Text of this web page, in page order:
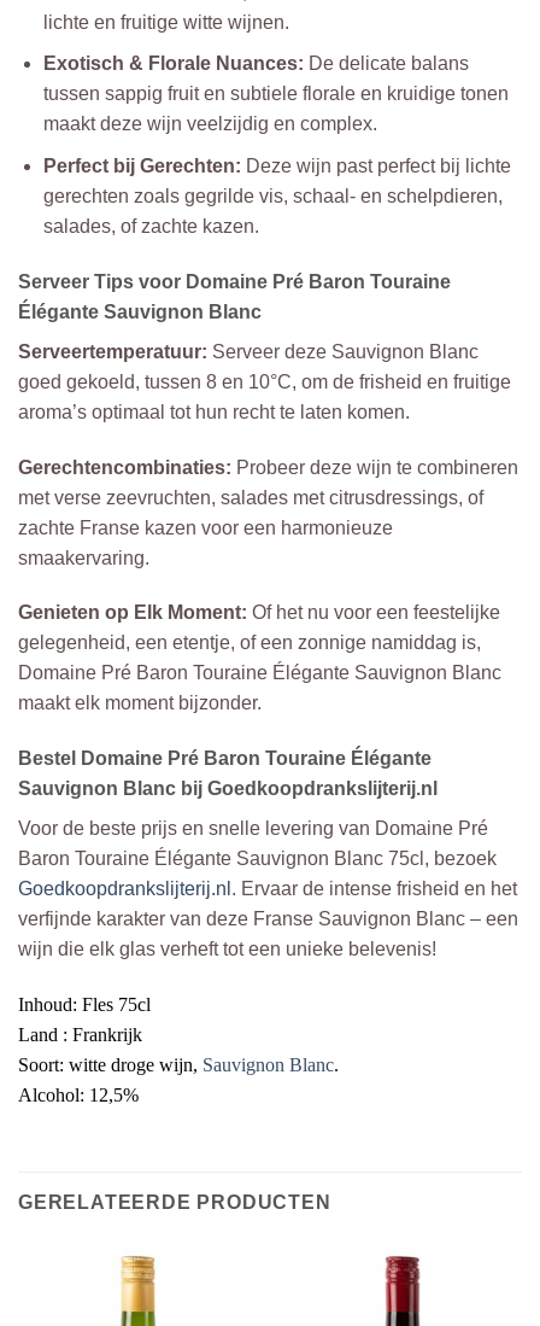
lichte en fruitige witte wijnen.
Exotisch & Florale Nuances: De delicate balans
tussen sappig fruit en subtiele florale en kruidige tonen
maakt deze wijn veelzijdig en complex.
Perfect bij Gerechten: Deze wijn past perfect bij lichte
gerechten zoals gegrilde vis, schaal- en schelpdieren,
salades, of zachte kazen.
Serveer Tips voor Domaine Pré Baron Touraine
Élégante Sauvignon Blanc
Serveertemperatuur: Serveer deze Sauvignon Blanc
goed gekoeld, tussen 8 en 10°C, om de frisheid en fruitige
aroma’s optimaal tot hun recht te laten komen.
Gerechtencombinaties: Probeer deze wijn te combineren
met verse zeevruchten, salades met citrusdressings, of
zachte Franse kazen voor een harmonieuze
smaakervaring.
Genieten op Elk Moment: Of het nu voor een feestelijke
gelegenheid, een etentje, of een zonnige namiddag is,
Domaine Pré Baron Touraine Élégante Sauvignon Blanc
maakt elk moment bijzonder.
Bestel Domaine Pré Baron Touraine Élégante
Sauvignon Blanc bij Goedkoopdrankslijterij.nl
Voor de beste prijs en snelle levering van Domaine Pré
Baron Touraine Élégante Sauvignon Blanc 75cl, bezoek
Goedkoopdrankslijterij.nl . Ervaar de intense frisheid en het
verfijnde karakter van deze Franse Sauvignon Blanc – een
wijn die elk glas verheft tot een unieke belevenis!
Inhoud: Fles 75cl
Land : Frankrijk
Soort: witte droge wijn, Sauvignon Blanc.
Alcohol: 12,5%
GERELATEERDE PRODUCTEN